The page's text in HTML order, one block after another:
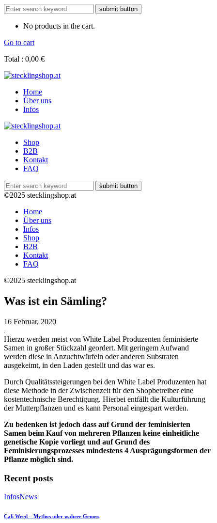
No products in the cart.
Go to cart
Total : 0,00 €
Home
Über uns
Infos
Shop
B2B
Kontakt
FAQ
©2025 stecklingshop.at
Home
Über uns
Infos
Shop
B2B
Kontakt
FAQ
©2025 stecklingshop.at
Was ist ein Sämling?
16 Februar, 2020
Hierzu werden meist von White Label Produzenten feminisierte
Samen in großer Stückzahl geordert. Mit geringem Aufwand
werden diese in Anzuchtwürfeln oder anderen Substraten
ausgekeimt, in den Laden gestellt und das war es.
Durch Qualitätssteigerungen bei den White Label Produzenten hat
diese Methode in der Zwischenzeit für den Shopbetreiber eine
kostentechnische Berechtigung. Hierbei entfällt die Kulturführung
der Mutterpflanzen und es kann Personal eingespart werden.
Zu bedenken ist jedoch dass auf Grund der feminisierten
Samen beim Kauf von mehreren Pflanzen keine einheitliche
genetische Kopie vorliegt und auf Grund des
Feminisierungsprozesses mindestens 4 Ausprägungsformen der
Pflanze möglich sind.
Recent posts
InfosNews
Cali Weed – Mythos oder wahrer Genuss